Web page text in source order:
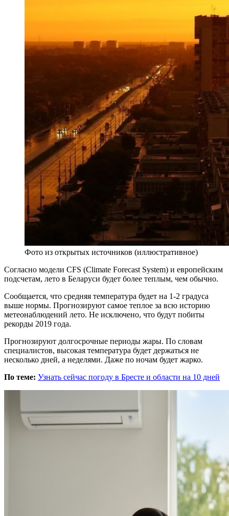
Фото из открытых источников (иллюстративное)
Согласно модели CFS (Climate Forecast System) и европейским
подсчетам, лето в Беларуси будет более теплым, чем обычно.
Сообщается, что средняя температура будет на 1-2 градуса
выше нормы. Прогнозируют самое теплое за всю историю
метеонаблюдений лето. Не исключено, что будут побиты
рекорды 2019 года.
Прогнозируют долгосрочные периоды жары. По словам
специалистов, высокая температура будет держаться не
несколько дней, а неделями. Даже по ночам будет жарко.
По теме: Узнать сейчас погоду в Бресте и области на 10 дней